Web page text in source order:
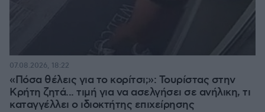
«Πόσα θέλεις για το κορίτσι;»: Τουρίστας στην
Κρήτη ζητά... τιμή για να ασελγήσει σε ανήλικη, τι
καταγγέλλει ο ιδιοκτήτης επιχείρησης
07.08.2026, 18:22